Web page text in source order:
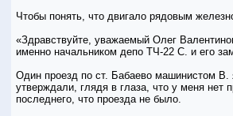
Чтобы понять, что двигало рядовым
«Здравствуйте, уважаемый Олег
именно начальником депо ТЧ-22 С. и его
Один проезд по ст. Бабаево машинистом В.
утверждали, глядя в глаза, что у меня
последнего, что проезда не было.